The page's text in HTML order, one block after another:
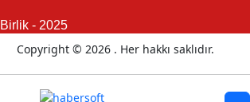
- 2025
Copyright © 2026 . Her hakkı saklıdır.